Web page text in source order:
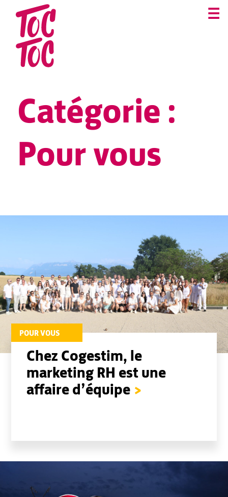
☰
Catégorie :
Pour vous
POUR VOUS
Chez Cogestim, le
marketing RH est une
affaire d’équipe >